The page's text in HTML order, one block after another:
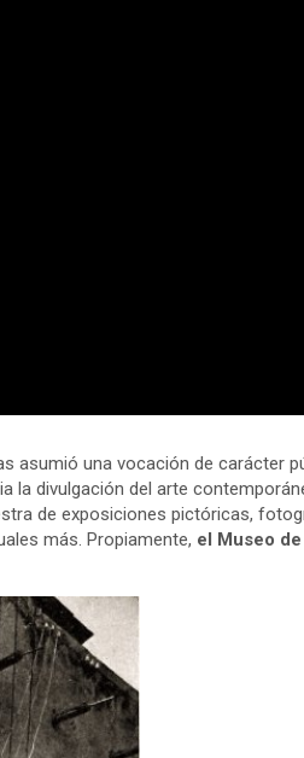
asumió una vocación de carácter
la divulgación del arte
de exposiciones pictóricas,
más. Propiamente, el Museo